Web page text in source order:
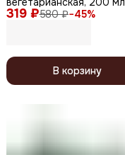
319 ₽580 ₽−45%
В корзину